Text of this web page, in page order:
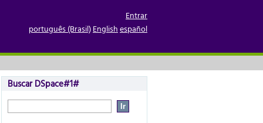
Entrar
português (Brasil)Englishespañol
Buscar DSpace#1#